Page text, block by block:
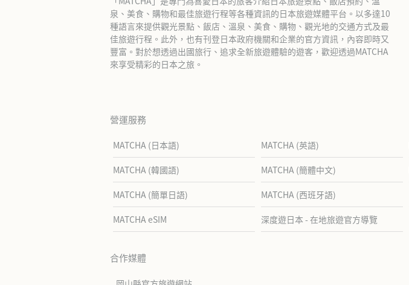
泉、美食、購物和最佳旅遊行程等各種資訊的日本旅遊媒體平台。以多達10
種語言來提供觀光景點、飯店、溫泉、美食、購物、觀光地的交通方式及最
佳旅遊行程。此外，也有刊登日本政府機關和企業的官方資訊，內容即時又
豐富。對於想透過出國旅行、追求全新旅遊體驗的遊客，歡迎透過MATCHA
來享受精彩的日本之旅。
營運服務
MATCHA (日本語) MATCHA (英語)
MATCHA (韓國語) MATCHA (簡體中文)
MATCHA (簡單日語) MATCHA (西班牙語)
MATCHA eSIM 深度遊日本 - 在地旅遊官方導覽
合作媒體